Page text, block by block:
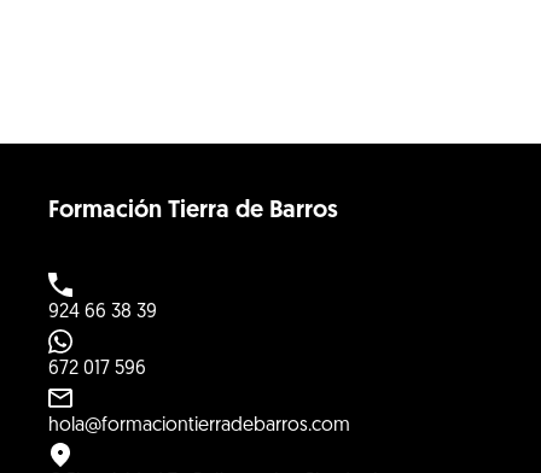
Formación Tierra de Barros
924 66 38 39
672 017 596
hola@formaciontierradebarros.com